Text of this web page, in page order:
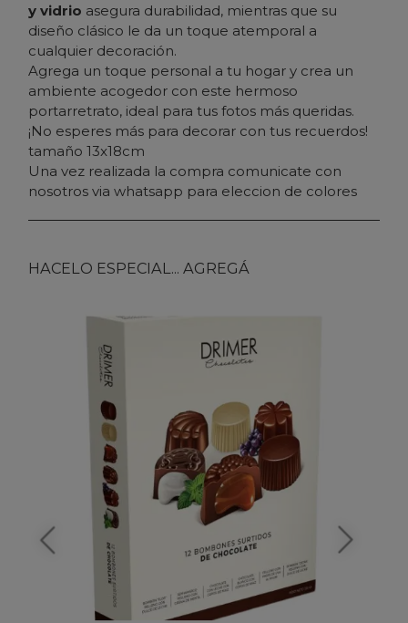
y vidrio asegura durabilidad, mientras que su
diseño clásico le da un toque atemporal a
cualquier decoración.
Agrega un toque personal a tu hogar y crea un
ambiente acogedor con este hermoso
portarretrato, ideal para tus fotos más queridas.
¡No esperes más para decorar con tus recuerdos!
tamaño 13x18cm
Una vez realizada la compra comunicate con
nosotros via whatsapp para eleccion de colores
HACELO ESPECIAL... AGREGÁ